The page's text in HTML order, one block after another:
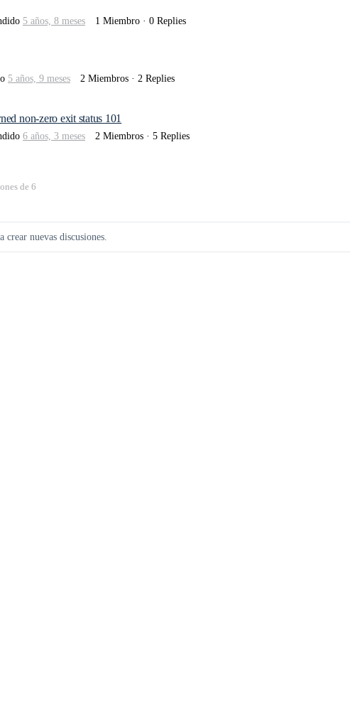
5 años, 8 meses 1 Miembro · 0 Replies
5 años, 9 meses 2 Miembros · 2 Replies
non-zero exit status 101
6 años, 3 meses 2 Miembros · 5 Replies
de 6
crear nuevas discusiones.